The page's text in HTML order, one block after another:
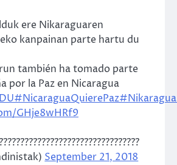
ere Nikaraguaren
kanpainan parte hartu du
también ha tomado parte
por la Paz en Nicaragua
#NicaraguaQuierePaz
GHje8wHRf9
September 21, 2018